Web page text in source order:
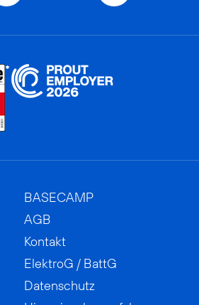
BASECAMP
AGB
Kontakt
ElektroG / BattG
Datenschutz